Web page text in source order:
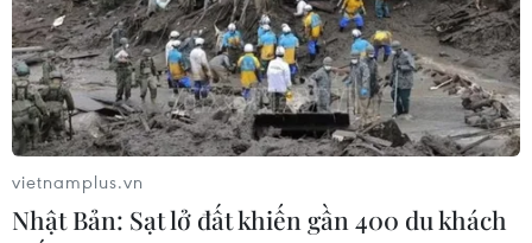
vietnamplus.vn
Nhật Bản: Sạt lở đất khiến gần 400 du khách